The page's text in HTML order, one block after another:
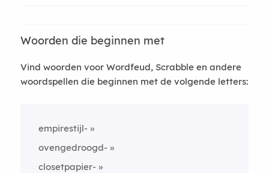
Woorden die beginnen met
Vind woorden voor Wordfeud, Scrabble en andere
woordspellen die beginnen met de volgende letters:
empirestijl-
ovengedroogd-
closetpapier-